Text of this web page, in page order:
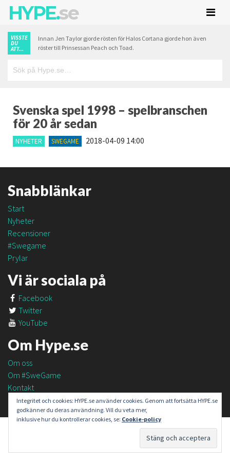
HYPE.se
VISSTE
DU
ATT...
Innan Jen Taylor gjorde rösten för Halos Cortana gjorde hon även
röster till Prinsessan Peach och Toad.
Svenska spel 1998 – spelbranschen
för 20 år sedan
NYHETER SWEGAME 2018-04-09 14:00
Snabblänkar
Start
Nyheter
Recensioner
#Swegame
Prylar
Vi är sociala på
Facebook
Twitter
YouTube
Om Hype.se
Om oss
Om #SweGame
Kontakt
Integritet och cookies: HYPE.se använder cookies. Genom att fortsätta HYPE.se
godkänner du deras användning. Vill du veta mer,
inklusive hur du kontrollerar cookies, se: Cookie-policy